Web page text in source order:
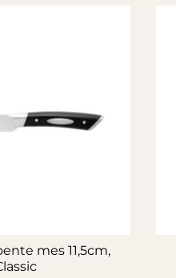
mes 11,5cm,